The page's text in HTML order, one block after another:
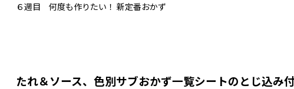
６週目 何度も作りたい！ 新定番おかず
たれ＆ソース、色別サブおかず一覧シートのとじ込み